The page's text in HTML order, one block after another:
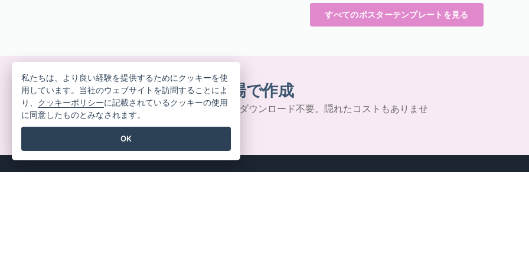
すべてのポスターテンプレートを見る
美しいデザインをその場で作成
クレジットカード不要。契約解除不要。ダウンロード不要。隠れたコストもありませ
ん。
私たちは、より良い経験を提供するためにクッキーを使
用しています。当社のウェブサイトを訪問することによ
り、 クッキーポリシーに記載されているクッキーの使用
に同意したものとみなされます。
OK